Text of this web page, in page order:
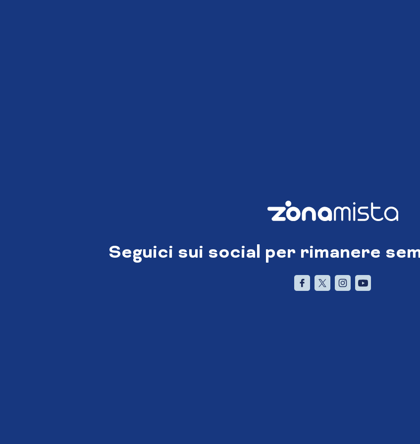
Seguici sui social per rimanere